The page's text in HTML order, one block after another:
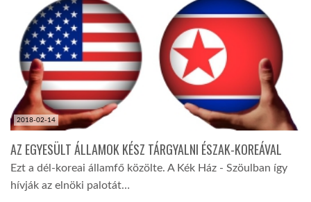
2018-02-14
AZ EGYESÜLT ÁLLAMOK KÉSZ TÁRGYALNI ÉSZAK-KOREÁVAL
Ezt a dél-koreai államfő közölte. A Kék Ház - Szöulban így
hívják az elnöki palotát…